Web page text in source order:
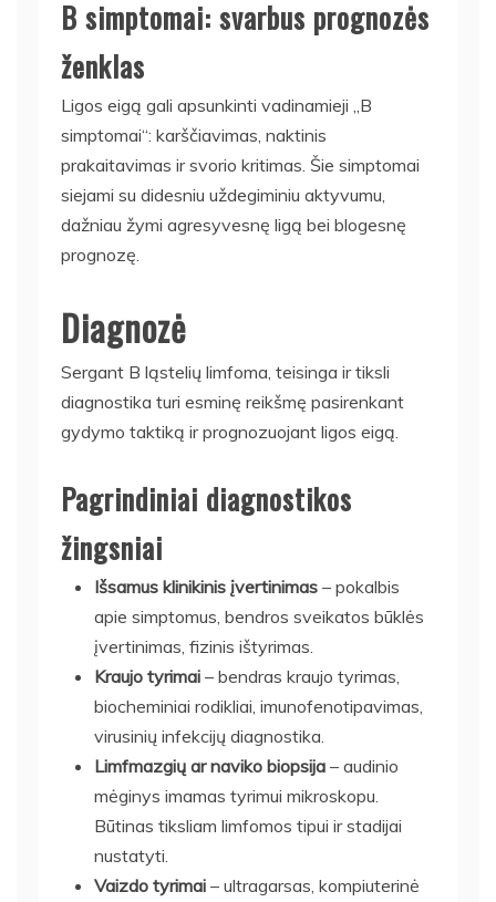
B simptomai: svarbus prognozės
ženklas
Ligos eigą gali apsunkinti vadinamieji „B
simptomai“: karščiavimas, naktinis
prakaitavimas ir svorio kritimas. Šie simptomai
siejami su didesniu uždegiminiu aktyvumu,
dažniau žymi agresyvesnę ligą bei blogesnę
prognozę.
Diagnozė
Sergant B ląstelių limfoma, teisinga ir tiksli
diagnostika turi esminę reikšmę pasirenkant
gydymo taktiką ir prognozuojant ligos eigą.
Pagrindiniai diagnostikos
žingsniai
Išsamus klinikinis įvertinimas – pokalbis
apie simptomus, bendros sveikatos būklės
įvertinimas, fizinis ištyrimas.
Kraujo tyrimai – bendras kraujo tyrimas,
biocheminiai rodikliai, imunofenotipavimas,
virusinių infekcijų diagnostika.
Limfmazgių ar naviko biopsija – audinio
mėginys imamas tyrimui mikroskopu.
Būtinas tiksliam limfomos tipui ir stadijai
nustatyti.
Vaizdo tyrimai – ultragarsas, kompiuterinė